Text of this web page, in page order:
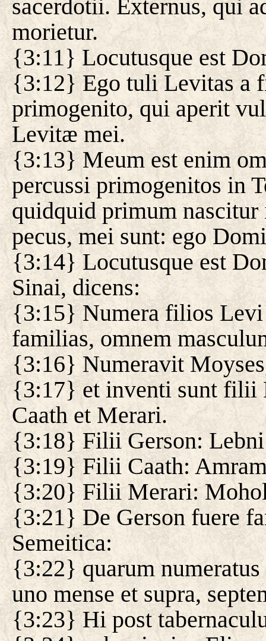
sacerdotii. Externus, qui
morietur.
{3:11} Locutusque est
{3:12} Ego tuli Levitas a
primogenito, qui aperit
Levitæ mei.
{3:13} Meum est enim
percussi primogenitos in
quidquid primum nascitur
pecus, mei sunt: ego
{3:14} Locutusque est
Sinai, dicens:
{3:15} Numera filios Levi
familias, omnem
{3:16} Numeravit
{3:17} et inventi sunt filii
Caath et Merari.
{3:18} Filii Gerson: Lebni
{3:19} Filii Caath:
{3:20} Filii Merari:
{3:21} De Gerson fuere
Semeitica:
{3:22} quarum
uno mense et supra,
{3:23} Hi post